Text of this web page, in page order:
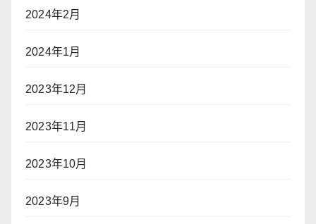
2024年2月
2024年1月
2023年12月
2023年11月
2023年10月
2023年9月